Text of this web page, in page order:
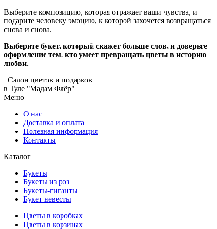
Выберите композицию, которая отражает ваши чувства, и
подарите человеку эмоцию, к которой захочется возвращаться
снова и снова.
Выберите букет, который скажет больше слов, и доверьте
оформление тем, кто умеет превращать цветы в историю
любви.
Салон цветов и подарков
в Туле "Мадам Флёр"
Меню
О нас
Доставка и оплата
Полезная информация
Контакты
Каталог
Букеты
Букеты из роз
Букеты-гиганты
Букет невесты
Цветы в коробках
Цветы в корзинах